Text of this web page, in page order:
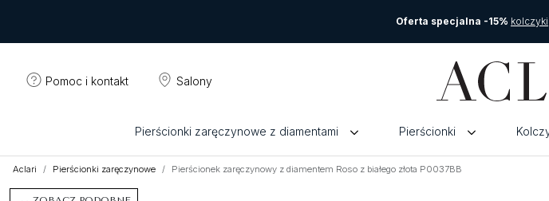
Oferta specjalna -15% kolczyki
Pomoc i kontakt Salony
Pierścionki zaręczynowe z diamentami Pierścionki
Aclari Pierścionki zaręczynowe Pierścionek zaręczynowy z diamentem Roso z białego złota P0037BB